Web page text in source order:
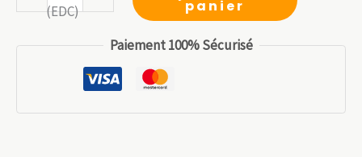
est :
de
panier
Paiement 100% Sécurisé